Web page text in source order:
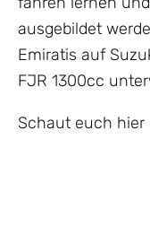
ausgebildet
Emiratis auf
FJR 1300cc
Schaut euch hier